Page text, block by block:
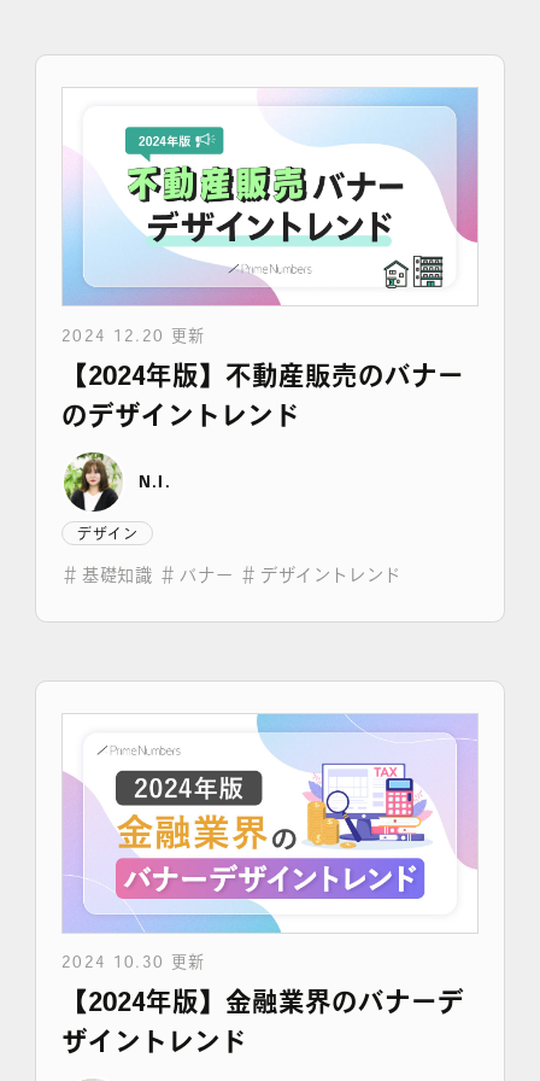
各種ご相談
セミナー申し込み
無料診断実施中
Webマーケティング用語集
2024 12.20 更新
【2024年版】不動産販売のバナー
のデザイントレンド
N.I.
デザイン
＃ 基礎知識 ＃ バナー ＃ デザイントレンド
2024 10.30 更新
【2024年版】金融業界のバナーデ
ザイントレンド